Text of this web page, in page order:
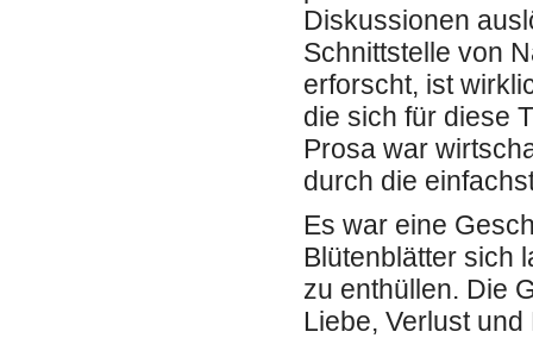
Diskussionen
Schnittstelle von
erforscht, ist
die sich für diese
Prosa war
durch die
Es war eine
Blütenblätter sich
zu enthüllen. Die
Liebe, Verlust